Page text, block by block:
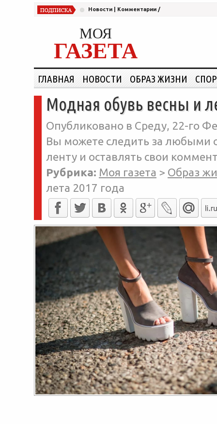
Новости Комментарии /
МОЯ
ГАЗЕТА
ГЛАВНАЯ НОВОСТИ ОБРАЗ ЖИЗНИ
Модная обувь весны и
Опубликовано в Среду, 22-го
Вы можете следить за любыми
ленту и оставлять свои
Рубрика: Моя газета > Образ
лета 2017 года